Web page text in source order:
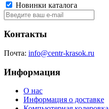
Новинки каталога
Контакты
Почта: info@centr-krasok.ru
Информация
О нас
Информация о доставке